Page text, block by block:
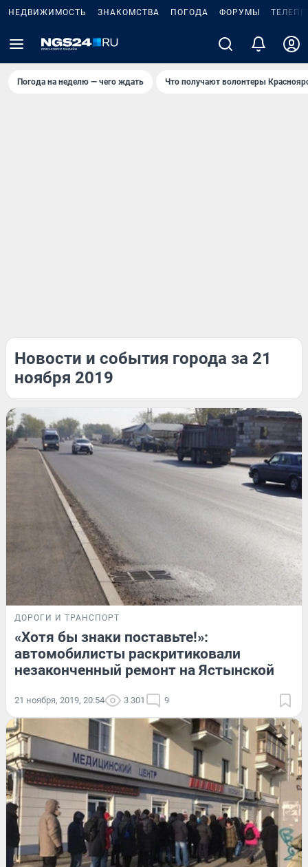
НЕДВИЖИМОСТЬ ЗНАКОМСТВА ПОГОДА ФОРУМЫ
Погода на неделю — чего ждать Что получают волонтеры
Новости и события города за 21
ноября 2019
ДОРОГИ И ТРАНСПОРТ
«Хотя бы знаки поставьте!»:
автомобилисты раскритиковали
незаконченный ремонт на Ястынской
21 ноября, 2019, 20:54 3 301 9